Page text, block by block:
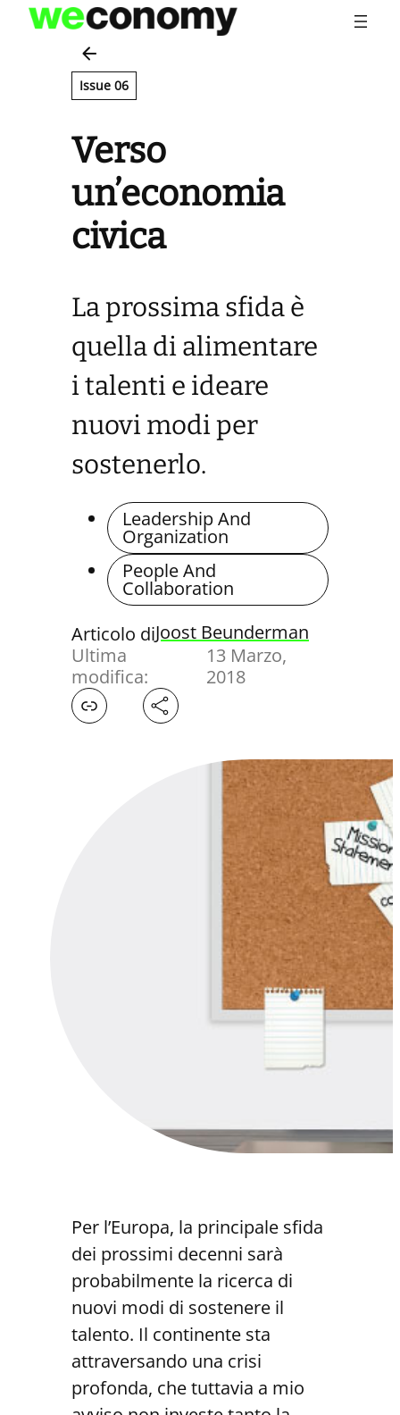
Vai
contenuto
Issue 06
Verso
un’economia
civica
La prossima sfida è
quella di alimentare
i talenti e ideare
nuovi modi per
sostenerlo.
Leadership And
Organization
People And
Collaboration
Articolo diJoost Beunderman
Ultima
modifica:
13 Marzo,
2018
Per l’Europa, la principale sfida
dei prossimi decenni sarà
probabilmente la ricerca di
nuovi modi di sostenere il
talento. Il continente sta
attraversando una crisi
profonda, che tuttavia a mio